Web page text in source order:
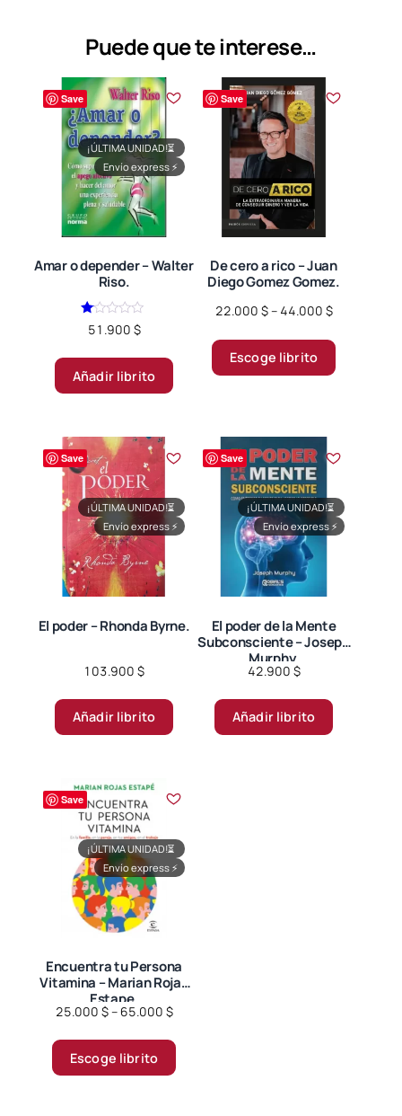
se
pueden
en
página
de
producto
Puede que te interese…
Save
Amar o depender – Walter
Riso.
Valorado
en
de
5
51.900 $
¡ÚLTIMA UNIDAD!⏳
Envío express ⚡
Añadir librito
Save
De cero a rico – Juan
Diego Gomez Gomez.
22.000 $– 44.000 $Price
22.000 $
through
Escoge librito
Las
se
pueden
elegir
de
producto
Save
El poder – Rhonda Byrne.
103.900 $
¡ÚLTIMA UNIDAD!⏳
Envío express ⚡
Añadir librito
Save
El poder de la Mente
Subconsciente – Joseph
Murphy.
42.900 $
¡ÚLTIMA UNIDAD!⏳
Envío express ⚡
Añadir librito
Save
Encuentra tu Persona
Vitamina – Marian Rojas
Estape.
25.000 $– 65.000 $Price
25.000 $
through
¡ÚLTIMA UNIDAD!⏳
Envío express ⚡
Escoge librito